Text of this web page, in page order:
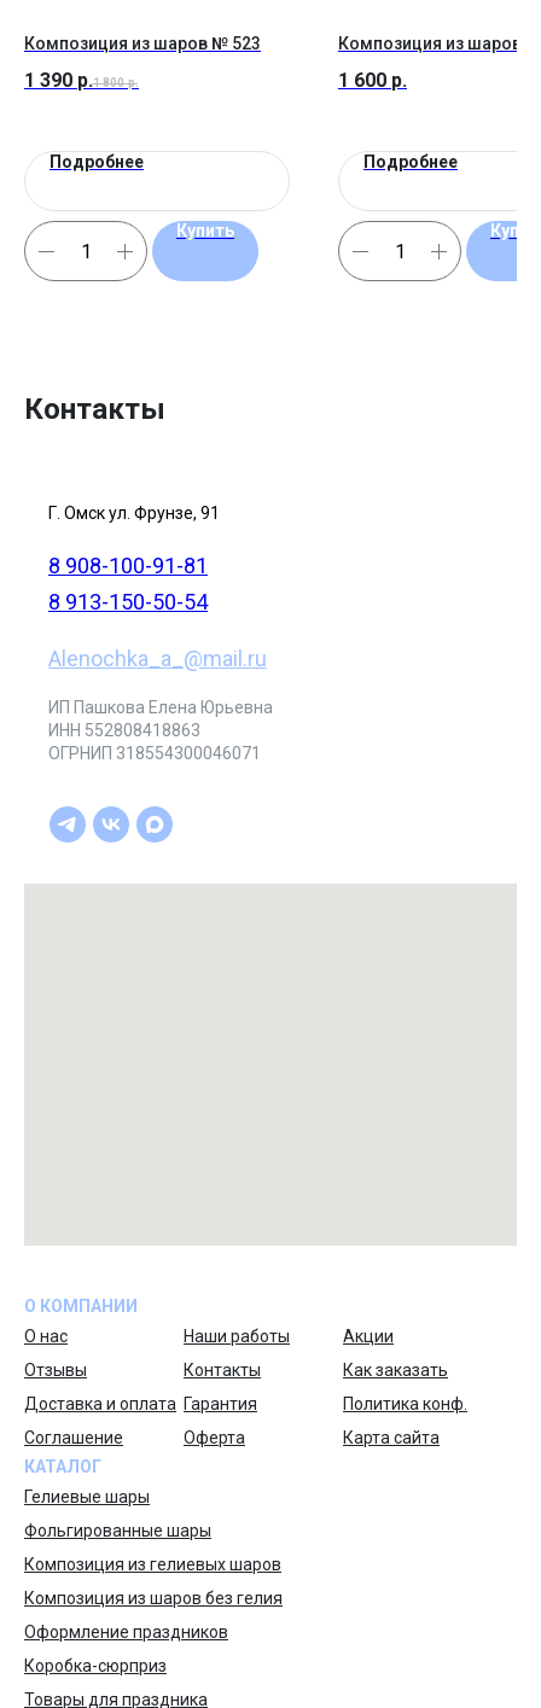
Композиция из шаров № 523
1 390 р.1 800 р.
Подробнее
Купить
Композиция из шаров
1 600 р.
Подробнее
Контакты
Г. Омск ул. Фрунзе, 91
8 908-100-91-81
8 913-150-50-54
Alenochka_a_@mail.ru
ИП Пашкова Елена Юрьевна
ИНН 552808418863
ОГРНИП 318554300046071
О КОМПАНИИ
О нас
Наши работы
Акции
Отзывы
Контакты
Как заказать
Доставка и оплата Гарантия
Политика конф.
Соглашение
Оферта
Карта сайта
КАТАЛОГ
Гелиевые шары
Фольгированные шары
Композиция из гелиевых шаров
Композиция из шаров без гелия
Оформление праздников
Коробка-сюрприз
Товары для праздника